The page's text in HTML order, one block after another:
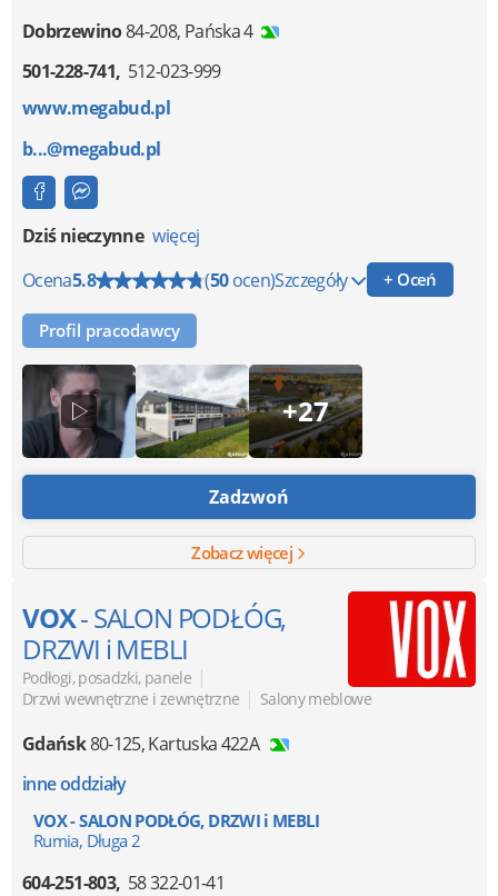
Dobrzewino84-208, Pańska 4
501-228-741 512-023-999
www.megabud.pl
b...@megabud.pl
Dziś nieczynne więcej
Ocena5.8 (50ocen)Szczegóły + Oceń
Profil pracodawcy
+27
Zadzwoń
Zobacz więcej
VOX- SALON PODŁÓG,
DRZWI i MEBLI
Podłogi, posadzki, panele |
Drzwi wewnętrzne i zewnętrzne | Salony meblowe
Gdańsk80-125,Kartuska 422A
inne oddziały
VOX - SALON PODŁÓG, DRZWI i MEBLI
Rumia, Długa 2
604-251-803 58 322-01-41